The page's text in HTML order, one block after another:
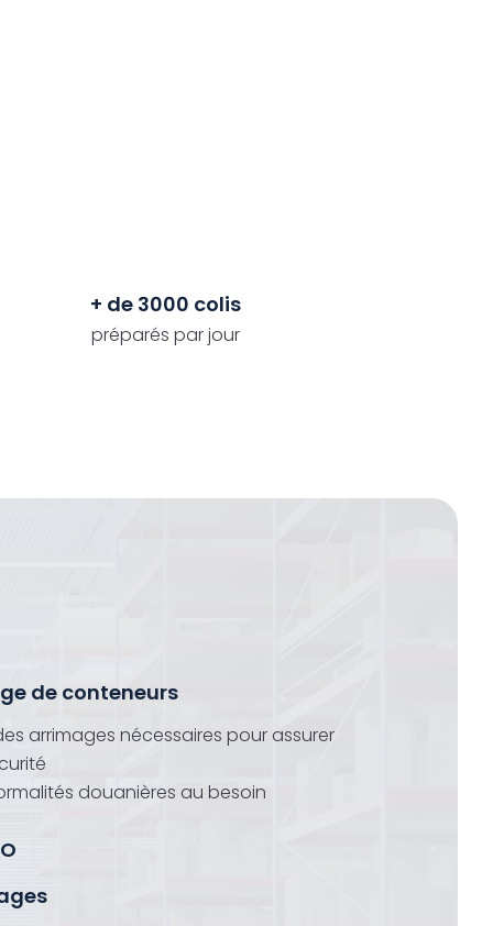
+ de 3000 colis
préparés par jour
de conteneurs
arrimages nécessaires pour assurer
douanières au besoin